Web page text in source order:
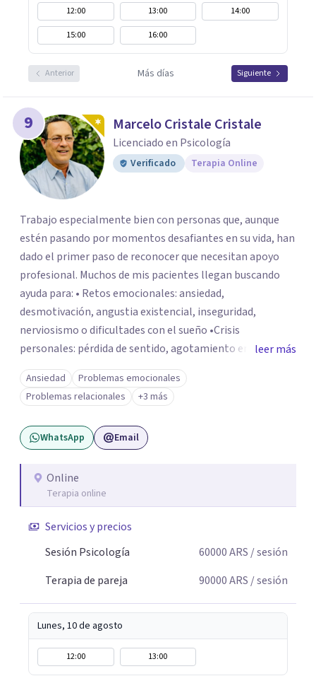
12:00 13:00
14:00
15:00
16:00
Anterior Más días Siguiente
9 Marcelo Cristale Cristale
Licenciado en Psicología
Verificado Terapia Online
Trabajo especialmente bien con personas que, aunque
estén pasando por momentos desafiantes en su vida, han
dado el primer paso de reconocer que necesitan apoyo
profesional. Muchos de mis pacientes llegan buscando
ayuda para: • Retos emocionales: ansiedad,
desmotivación, angustia existencial, inseguridad,
nerviosismo o dificultades con el sueño •Crisis
personales: pérdida de sentido, agotamiento emocional
o dificultad para manejar transiciones vitales •Conflictos
relacionales: problemas de pareja, tensiones familiares,
desafíos laborales o dificultades en dinámicas sociales.
leer más
Ansiedad
Problemas emocionales
Problemas relacionales
+3 más
WhatsApp Email
Online
Terapia online
Servicios y precios
Sesión Psicología
60000ARS / sesión
Terapia de pareja
90000ARS / sesión
Lunes, 10 de agosto
12:00 13:00